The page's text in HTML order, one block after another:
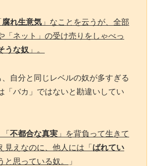
腐れ生意気 」なことを云うが、全部
「ネット」の受け売りをしゃべっ
うな奴 」。
自分と同じレベルの奴が多すぎる
「バカ」ではないと勘違いしてい
「不都合な真実 」を背負って生きて
見えなのに、他人には「 ばれてい
と思っている奴。 」